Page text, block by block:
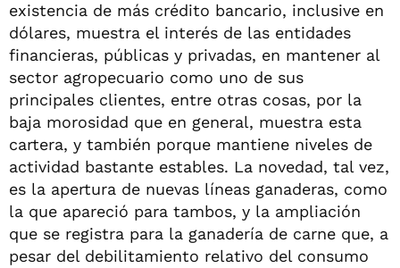
existencia de más crédito bancario, inclusive en
dólares, muestra el interés de las entidades
financieras, públicas y privadas, en mantener al
sector agropecuario como uno de sus
principales clientes, entre otras cosas, por la
baja morosidad que en general, muestra esta
cartera, y también porque mantiene niveles de
actividad bastante estables. La novedad, tal vez,
es la apertura de nuevas líneas ganaderas, como
la que apareció para tambos, y la ampliación
que se registra para la ganadería de carne que, a
pesar del debilitamiento relativo del consumo